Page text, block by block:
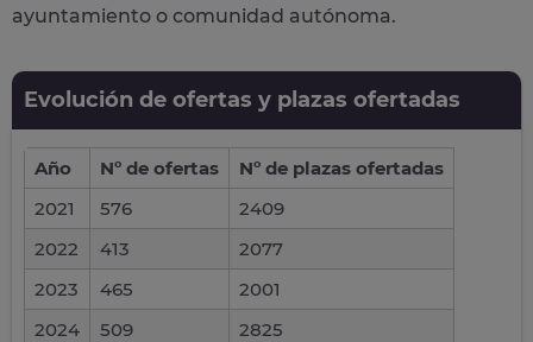
ayuntamiento o comunidad autónoma.
Evolución de ofertas y plazas ofertadas
Año Nº de ofertas
Nº de plazas ofertadas
2021
576
2409
2022
413
2077
2023
465
2001
2024
509
2825